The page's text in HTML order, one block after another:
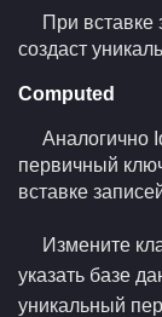
При вставке
создаст
Computed
Аналогично
первичный
вставке
Измените
указать базе
уникальный